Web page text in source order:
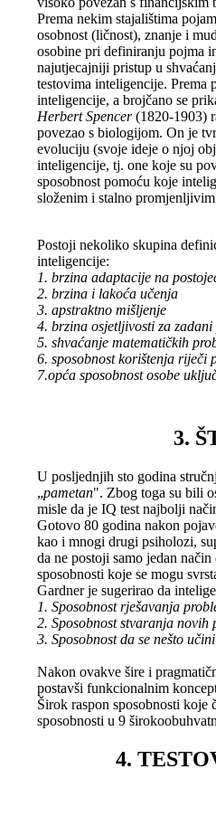
Prema nekim stajalištima
osobnost (ličnost), znanje i
osobine pri definiranju pojma
najutjecajniji pristup u
testovima inteligencije. Prema
inteligencije, a brojčano se
Herbert Spencer(1820-1903)
povezao s biologijom. On je
evoluciju (svoje ideje o njoj
inteligencije, tj. one koje su
sposobnost pomoću koje
složenim i stalno
Postoji nekoliko skupina
inteligencije:
1. brzina adaptacije na
2. brzina i lakoća učenja
3. apstraktno mišljenje
4. brzina osjetljivosti za zadani
5. shvaćanje matematičkih
6. sposobnost korištenja
7.opća sposobnost osobe
3.
U posljednjih sto godina
„pametan". Zbog toga su bili
misle da je IQ test najbolji
Gotovo 80 godina nakon
kao i mnogi drugi psiholozi,
da ne postoji samo jedan
sposobnosti koje se mogu
Gardner je sugerirao da
1. Sposobnost rješavanja
2. Sposobnost stvaranja
3. Sposobnost da se nešto
Nakon ovakve šire i
postavši funkcionalnim
Širok raspon sposobnosti
sposobnosti u 9
4.